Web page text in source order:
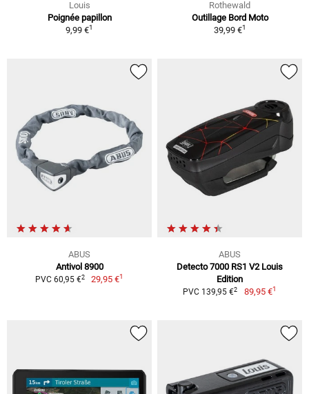
Louis
Poignée papillon
9,99 €1
Rothewald
Outillage Bord Moto
39,99 €1
ABUS
Antivol 8900
PVC 60,95 €2 29,95 €1
ABUS
Detecto 7000 RS1 V2 Louis
Edition
PVC 139,95 €2 89,95 €1